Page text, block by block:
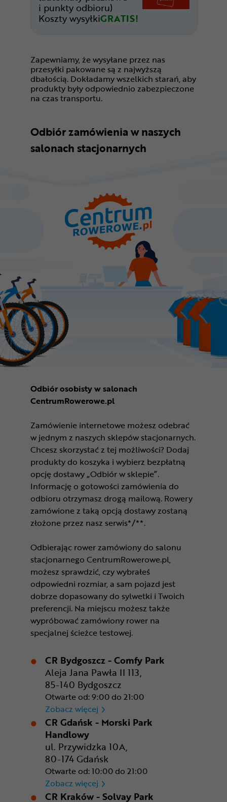
i punkty odbioru)
Koszty wysyłkiGRATIS!
Zapewniamy, że wysyłane przez nas
przesyłki pakowane są z najwyższą
dbałością. Dokładamy wszelkich starań, aby
produkty były odpowiednio zabezpieczone
na czas transportu.
Odbiór zamówienia w naszych
salonach stacjonarnych
Odbiór osobisty w salonach
CentrumRowerowe.pl
Zamówienie internetowe możesz odebrać
w jednym z naszych sklepów stacjonarnych.
Chcesz skorzystać z tej możliwości? Dodaj
produkty do koszyka i wybierz bezpłatną
opcję dostawy „Odbiór w sklepie”.
Informację o gotowości zamówienia do
odbioru otrzymasz drogą mailową. Rowery
zamówione z taką opcją dostawy zostaną
złożone przez nasz serwis*/**.
Odbierając rower zamówiony do salonu
stacjonarnego CentrumRowerowe.pl,
możesz sprawdzić, czy wybrałeś
odpowiedni rozmiar, a sam pojazd jest
dobrze dopasowany do sylwetki i Twoich
preferencji. Na miejscu możesz także
wypróbować zamówiony rower na
specjalnej ścieżce testowej.
CR Bydgoszcz - Comfy Park
Aleja Jana Pawła II 113,
85-140 Bydgoszcz
Otwarte od: 9:00 do 21:00
Zobacz więcej CR Bydgoszcz - Comfy Park
CR Gdańsk - Morski Park
Handlowy
ul. Przywidzka 10A,
80-174 Gdańsk
Otwarte od: 10:00 do 21:00
Zobacz więcej CR Gdańsk - Morski Park
CR Kraków - Solvay Park